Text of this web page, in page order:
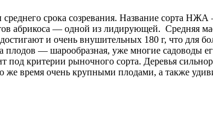
срока созревания. Название сорта
абрикоса — одной из лидирующей. Средняя
и очень внушительных 180 г, что для
плодов — шарообразная, уже многие
под критерии рыночного сорта. Деревья
же время очень крупными плодами, а также